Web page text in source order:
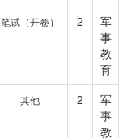
笔试（开卷） 2
军
事
教
育
其他 2
军
事
教